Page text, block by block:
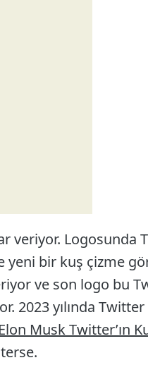
veriyor. Logosunda
yeni bir kuş çizme
ve son logo bu
2023 yılında
Elon Musk Twitter’ın